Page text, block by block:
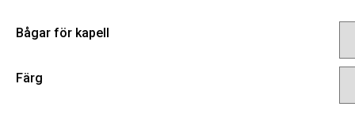
Bågar för kapell
Färg